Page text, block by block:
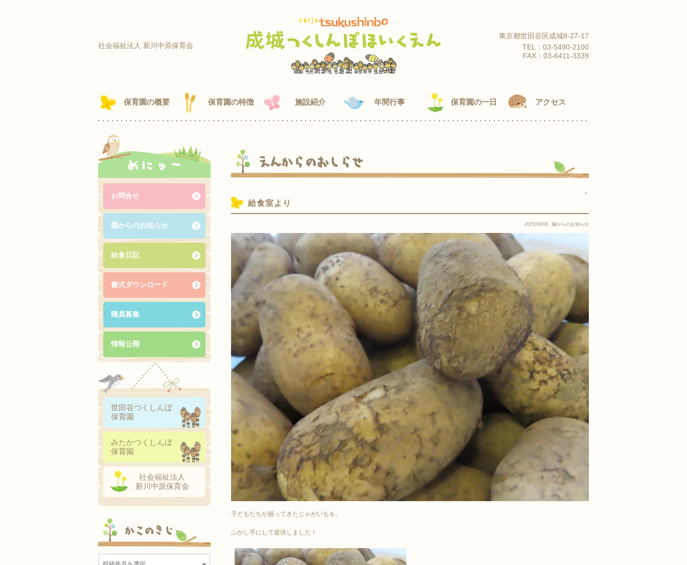
社会福祉法人 新川中原保育会
東京都世田谷区成城8-27-17
TEL： 03-5490-2100
FAX：03-6411-3339
保育園の概要 保育園の特徴 施設紹介 年間行事 保育園の一日 アクセス
えんからのおしらせ
＊
給食室より
2025/06/06 園からのお知らせ
子どもたちが掘ってきたじゃがいもを、
ふかし芋にして提供しました！
めにゅー
お問合せ
園からのお知らせ
給食日記
書式ダウンロード
職員募集
情報公開
世田谷つくしんぼ
保育園
みたかつくしんぼ
保育園
社会福祉法人
新川中原保育会
かこのきじ